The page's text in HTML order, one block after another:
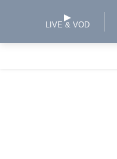
LIVE & VOD